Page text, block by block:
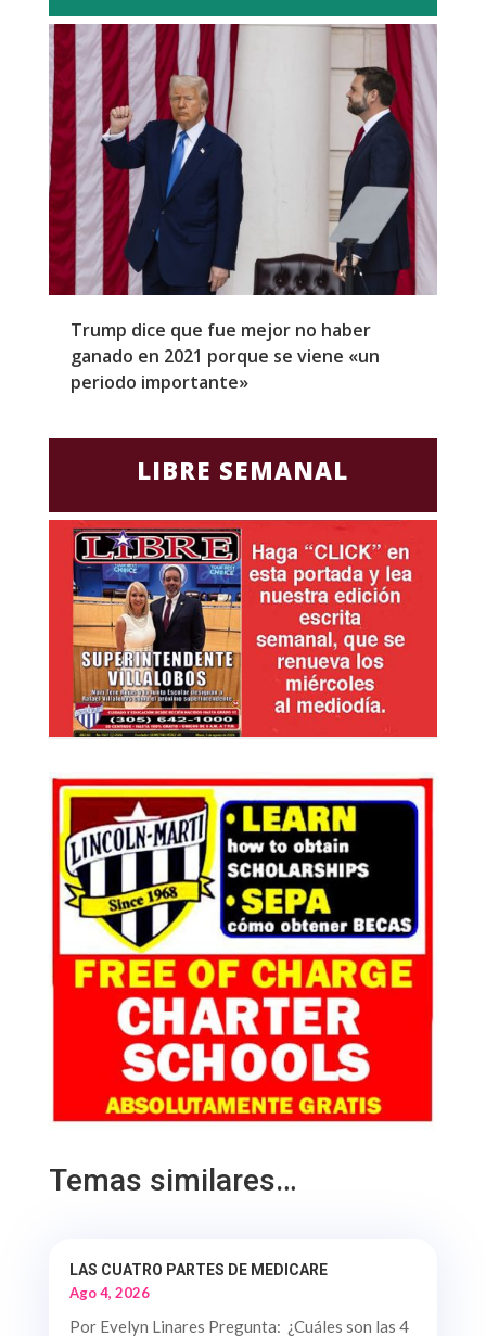
Trump dice que fue mejor no haber
ganado en 2021 porque se viene «un
periodo importante»
LIBRE SEMANAL
Temas similares…
LAS CUATRO PARTES DE MEDICARE
Ago 4, 2026
Por Evelyn Linares Pregunta: ¿Cuáles son las 4